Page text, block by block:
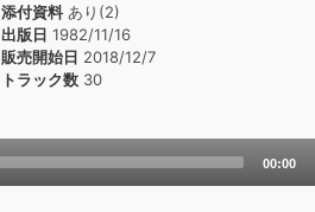
添付資料あり(2)
出版日 1982/11/16
販売開始日 2018/12/7
トラック数 30
00:00